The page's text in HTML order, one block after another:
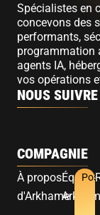
Spécialistes en
concevons des
performants,
programmation
agents IA,
vos opérations
NOUS
COMPAGNIE
À propos
d'Arkhame
Équipe